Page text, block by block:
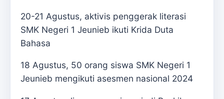
20-21 Agustus, aktivis penggerak literasi
SMK Negeri 1 Jeunieb ikuti Krida Duta
Bahasa
18 Agustus, 50 orang siswa SMK Negeri 1
Jeunieb mengikuti asesmen nasional 2024